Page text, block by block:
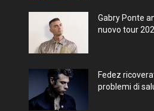
Gabry Ponte
nuovo tour
Fedez
problemi di